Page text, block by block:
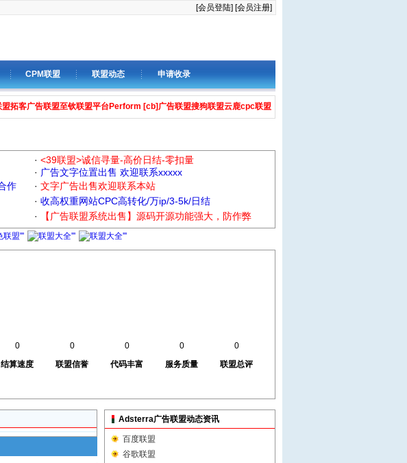
[会员登陆] [会员注册]
CPM联盟 联盟动态 申请收录
盟拓客广告联盟至钦联盟平台Perform [cb]广告联盟搜狗联盟云鹿cpc联盟
· <39联盟>诚信寻量-高价日结-零扣量
· 广告文字位置出售 欢迎联系xxxxx
作 · 文字广告出售欢迎联系本站
· 收高权重网站CPC高转化/万ip/3-5k/日结
· 【广告联盟系统出售】源码开源功能强大，防作弊
0
结算速度
0
联盟信誉
0
代码丰富
0
服务质量
0
联盟总评
Adsterra广告联盟动态资讯
百度联盟
谷歌联盟